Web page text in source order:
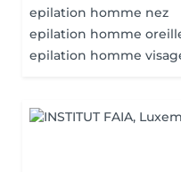
epilation homme nez
epilation homme
epilation homme